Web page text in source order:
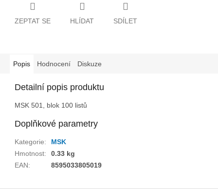
ZEPTAT SE HLÍDAT SDÍLET
Popis Hodnocení Diskuze
Detailní popis produktu
MSK 501, blok 100 listů
Doplňkové parametry
Kategorie:
MSK
Hmotnost:
0.33 kg
EAN: 8595033805019